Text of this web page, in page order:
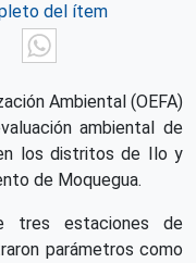
del ítem
Twitter
Ambiental (OEFA)
ambiental de
los distritos de Ilo y
de Moquegua.
tres estaciones de
parámetros como